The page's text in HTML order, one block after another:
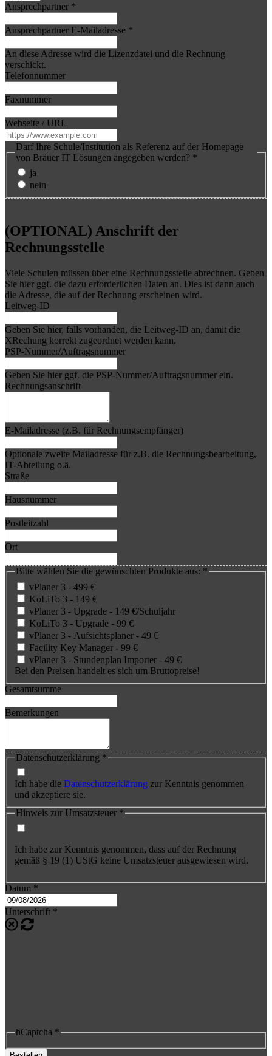
Ansprechpartner *
Ansprechpartner E-Mailadresse *
An diese Adresse wird die Lizenzdatei und die Rechnung
verschickt.
Telefonnummer
Faxnummer
Webseite / URL
Darf Ihre Schule/Institution als Referenz auf der Homepage
von Bräuer IT Lösungen angegeben werden? *
ja
nein
(OPTIONAL) Anschrift der
Rechnungsstelle
Viele Schulen müssen über eine Rechnungsstelle abrechnen. Geben
Sie hier ggf. die dazu erforderlichen Daten an. Dies ist dann auch
die Adresse, die auf der Rechnung erscheinen wird.
Leitweg-ID
Geben Sie hier, falls vorhanden, die Leitweg-ID an, damit die
XRechung korrekt zugeordnet werden kann.
PSP-Nummer/Auftragsnummer
Geben Sie hier ggf. die PSP-Nummer/Auftragsnummer ein.
Rechnungsanschrift
E-Mailadresse (z.B. für Rechnungsempfänger)
Optionale zweite Mailadresse für z.B. die Rechnungsbearbeitung,
IT-Abteilung o.ä.
Straße
Hausnummer
Postleitzahl
Ort
Bitte wählen Sie die gewünschten Produkte aus: *
vPlaner 3 - 499 €
KoLiTo 3 - 149 €
vPlaner 3 - Upgrade - 149 €/Schuljahr
KoLiTo 3 - Upgrade - 99 €
vPlaner 3 - Aufsichtsplaner - 49 €
Facility Key Manager - 99 €
vPlaner 3 - Stundenplan Importer - 49 €
Bei den Preisen handelt es sich um Bruttopreise!
Gesamtsumme
Bemerkungen
Datenschutzerklärung *
Ich habe die Datenschutzerklärung zur Kenntnis genommen
und akzeptiere sie.
Hinweis zur Umsatzsteuer *
Ich habe zur Kenntnis genommen, dass auf der Rechnung
gemäß § 19 (1) UStG keine Umsatzsteuer ausgewiesen wird.
Datum *
Unterschrift *
hCaptcha *